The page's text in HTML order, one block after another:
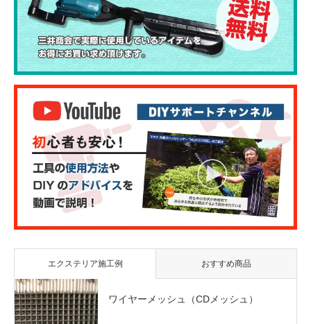
エクステリア施工例 おすすめ商品
ワイヤーメッシュ（CDメッシュ）